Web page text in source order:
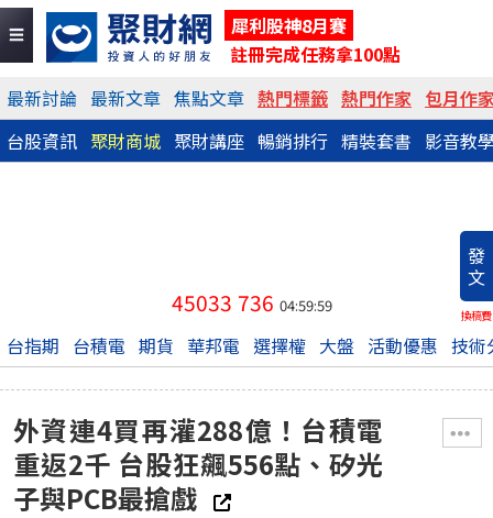
犀利股神8月賽
註冊完成任務拿100點
最新討論 最新文章 焦點文章 熱門標籤 熱門作家 包月作
台股資訊 聚財商城 聚財講座 暢銷排行 精裝套書 影音教
發
文
換稿費
45033 736 04:59:59
台指期 台積電 期貨 華邦電 選擇權 大盤 活動優惠 技術
外資連4買再灌288億！台積電
重返2千 台股狂飆556點、矽光
子與PCB最搶戲